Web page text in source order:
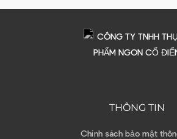
THÔNG TIN
Chính sách bảo mật